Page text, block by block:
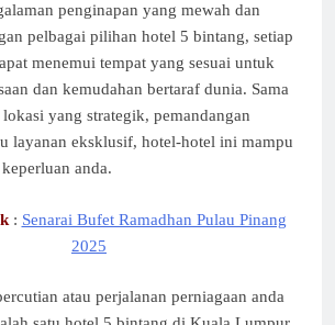
penginapan yang mewah dan
pelbagai pilihan hotel 5 bintang, setiap
menemui tempat yang sesuai untuk
dan kemudahan bertaraf dunia. Sama
yang strategik, pemandangan
layanan eksklusif, hotel-hotel ini mampu
anda.
: Senarai Bufet Ramadhan Pulau Pinang
2025
atau perjalanan perniagaan anda